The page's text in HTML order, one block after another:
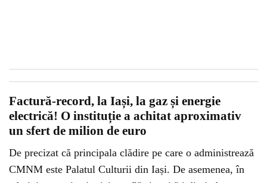
Factură-record, la Iași, la gaz și energie
electrică! O instituție a achitat aproximativ
un sfert de milion de euro
De precizat că principala clădire pe care o administrează
CMNM este Palatul Culturii din Iași. De asemenea, în